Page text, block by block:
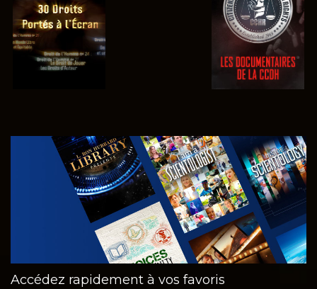
REGARDER
DÉCOUVRIR
LES SÉRIES
Accédez rapidement à vos favoris